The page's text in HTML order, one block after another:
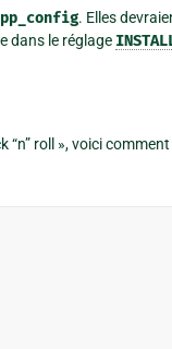
. Elles
dans le réglage
“n” roll », voici